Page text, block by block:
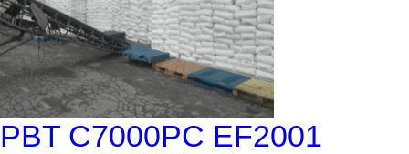
PBT C7000PC EF2001